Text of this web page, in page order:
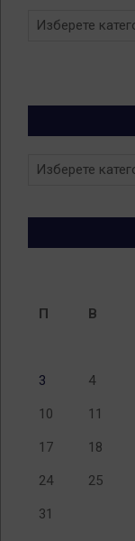
Categories
Новини
П
В
3 4
10 11
17 18
24 25
31